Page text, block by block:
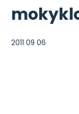
2011 09 06